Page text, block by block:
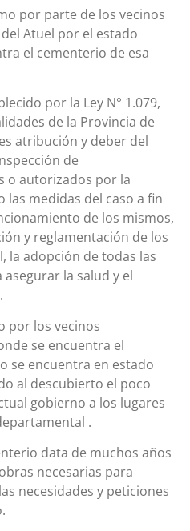
por parte de los vecinos
Atuel por el estado
el cementerio de esa
por la Ley N° 1.079,
de la Provincia de
atribución y deber del
de
o autorizados por la
medidas del caso a fin
de los mismos,
y reglamentación de los
la adopción de todas las
la salud y el
por los vecinos
se encuentra el
se encuentra en estado
al descubierto el poco
gobierno a los lugares
.
data de muchos años
necesarias para
necesidades y peticiones